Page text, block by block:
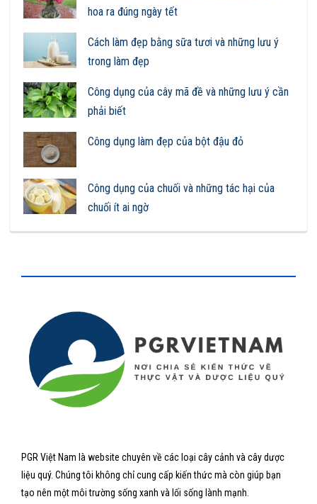
hoa ra đúng ngày tết
Cách làm đẹp bằng sữa tươi và những lưu ý
trong làm đẹp
Công dụng của cây mã đề và những lưu ý cần
phải biết
Công dụng làm đẹp của bột đậu đỏ
Công dụng của chuối và những tác hại của
chuối ít ai ngờ
PGR Việt Nam là website chuyên về các loại cây cảnh và cây dược
liệu quý. Chúng tôi không chỉ cung cấp kiến thức mà còn giúp bạn
tạo nên một môi trường sống xanh và lối sống lành mạnh.